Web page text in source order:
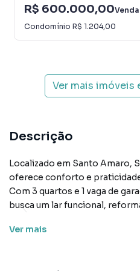
R$ 600.000,00Venda
Condomínio R$ 1.204,00
Ver mais imóveis
Descrição
Localizado em Santo Amaro,
oferece conforto e
Com 3 quartos e 1 vaga de
busca um lar funcional,
O condomínio conta com
Ver mais